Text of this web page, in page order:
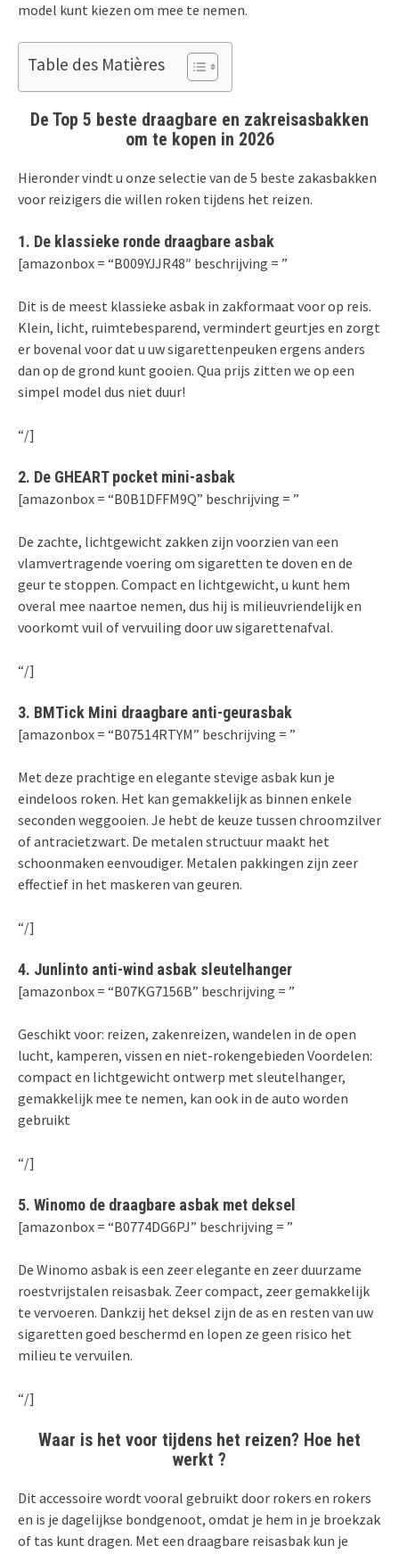
model kunt kiezen om mee te nemen.
Table des Matières
De Top 5 beste draagbare en zakreisasbakken
om te kopen in 2026
Hieronder vindt u onze selectie van de 5 beste zakasbakken
voor reizigers die willen roken tijdens het reizen.
1. De klassieke ronde draagbare asbak
[amazonbox = “B009YJJR48″ beschrijving = ”
Dit is de meest klassieke asbak in zakformaat voor op reis.
Klein, licht, ruimtebesparend, vermindert geurtjes en zorgt
er bovenal voor dat u uw sigarettenpeuken ergens anders
dan op de grond kunt gooien. Qua prijs zitten we op een
simpel model dus niet duur!
“/]
2. De GHEART pocket mini-asbak
[amazonbox = “B0B1DFFM9Q” beschrijving = ”
De zachte, lichtgewicht zakken zijn voorzien van een
vlamvertragende voering om sigaretten te doven en de
geur te stoppen. Compact en lichtgewicht, u kunt hem
overal mee naartoe nemen, dus hij is milieuvriendelijk en
voorkomt vuil of vervuiling door uw sigarettenafval.
“/]
3. BMTick Mini draagbare anti-geurasbak
[amazonbox = “B07514RTYM” beschrijving = ”
Met deze prachtige en elegante stevige asbak kun je
eindeloos roken. Het kan gemakkelijk as binnen enkele
seconden weggooien. Je hebt de keuze tussen chroomzilver
of antracietzwart. De metalen structuur maakt het
schoonmaken eenvoudiger. Metalen pakkingen zijn zeer
effectief in het maskeren van geuren.
“/]
4. Junlinto anti-wind asbak sleutelhanger
[amazonbox = “B07KG7156B” beschrijving = ”
Geschikt voor: reizen, zakenreizen, wandelen in de open
lucht, kamperen, vissen en niet-rokengebieden Voordelen:
compact en lichtgewicht ontwerp met sleutelhanger,
gemakkelijk mee te nemen, kan ook in de auto worden
gebruikt
“/]
5. Winomo de draagbare asbak met deksel
[amazonbox = “B0774DG6PJ” beschrijving = ”
De Winomo asbak is een zeer elegante en zeer duurzame
roestvrijstalen reisasbak. Zeer compact, zeer gemakkelijk
te vervoeren. Dankzij het deksel zijn de as en resten van uw
sigaretten goed beschermd en lopen ze geen risico het
milieu te vervuilen.
“/]
Waar is het voor tijdens het reizen? Hoe het
werkt ?
Dit accessoire wordt vooral gebruikt door rokers en rokers
en is je dagelijkse bondgenoot, omdat je hem in je broekzak
of tas kunt dragen. Met een draagbare reisasbak kun je